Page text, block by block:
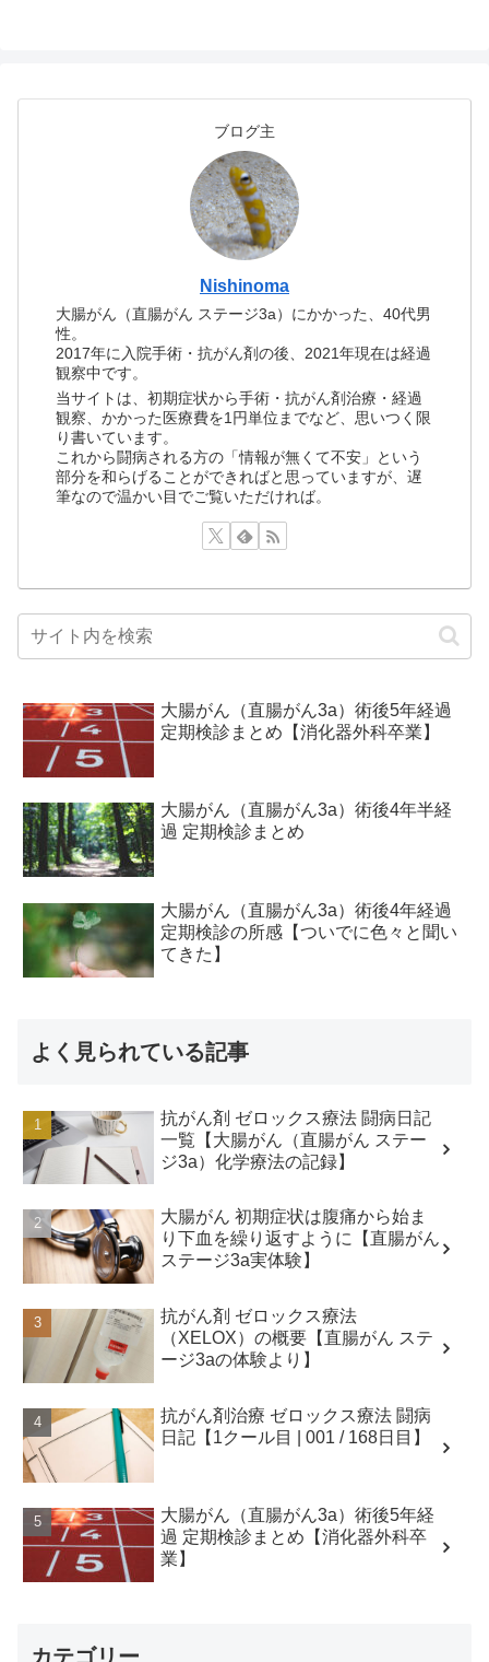
ブログ主
Nishinoma
大腸がん（直腸がん ステージ3a）にかかった、40代男
性。
2017年に入院手術・抗がん剤の後、2021年現在は経過
観察中です。
当サイトは、初期症状から手術・抗がん剤治療・経過
観察、かかった医療費を1円単位までなど、思いつく限
り書いています。
これから闘病される方の「情報が無くて不安」という
部分を和らげることができればと思っていますが、遅
筆なので温かい目でご覧いただければ。
大腸がん（直腸がん3a）術後5年経過
定期検診まとめ【消化器外科卒業】
大腸がん（直腸がん3a）術後4年半経
過 定期検診まとめ
大腸がん（直腸がん3a）術後4年経過
定期検診の所感【ついでに色々と聞い
てきた】
よく見られている記事
抗がん剤 ゼロックス療法 闘病日記
一覧【大腸がん（直腸がん ステー
ジ3a）化学療法の記録】
大腸がん 初期症状は腹痛から始ま
り下血を繰り返すように【直腸がん
ステージ3a実体験】
抗がん剤 ゼロックス療法
（XELOX）の概要【直腸がん ステ
ージ3aの体験より】
抗がん剤治療 ゼロックス療法 闘病
日記【1クール目 | 001 / 168日目】
大腸がん（直腸がん3a）術後5年経
過 定期検診まとめ【消化器外科卒
業】
カテゴリー